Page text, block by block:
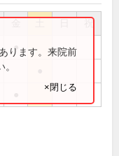
祝
●
ります。来院前
×閉じる